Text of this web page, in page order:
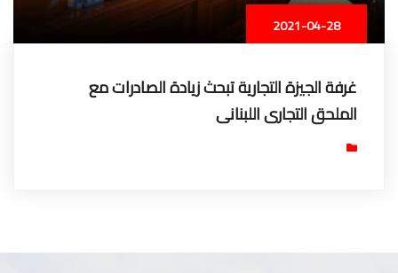
2021-04-28
غرفة الجيزة التجارية تبحث زيادة الصادرات مع
الملحق التجارى اللبنانى